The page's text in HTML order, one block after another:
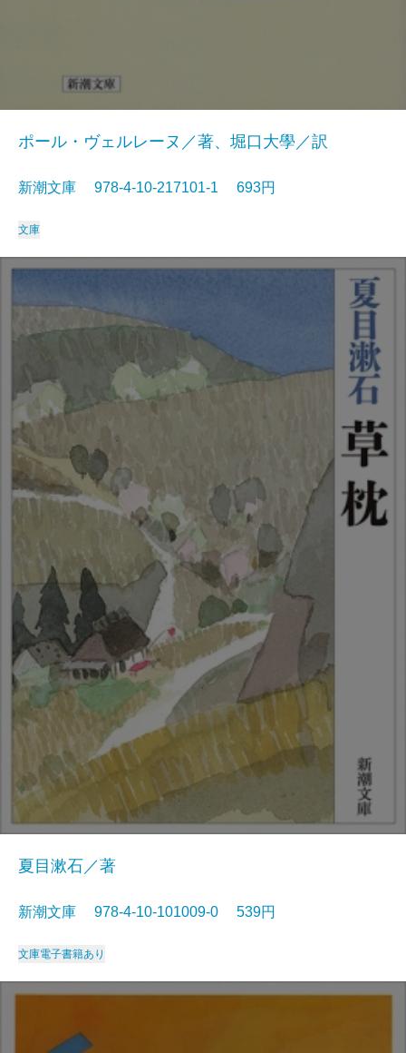
ポール・ヴェルレーヌ／著、堀口大學／訳
新潮文庫 978-4-10-217101-1 693円
文庫
夏目漱石／著
新潮文庫 978-4-10-101009-0 539円
文庫電子書籍あり